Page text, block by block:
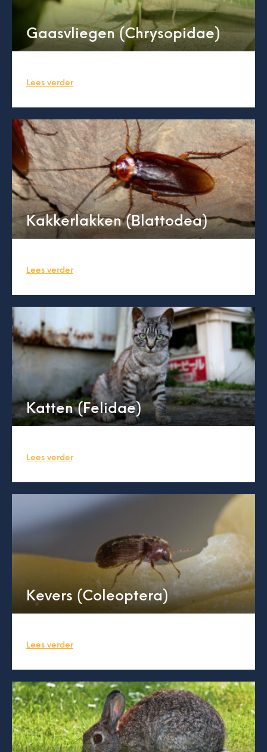
Gaasvliegen (Chrysopidae)
Lees verder
Kakkerlakken (Blattodea)
Lees verder
Katten (Felidae)
Lees verder
Kevers (Coleoptera)
Lees verder